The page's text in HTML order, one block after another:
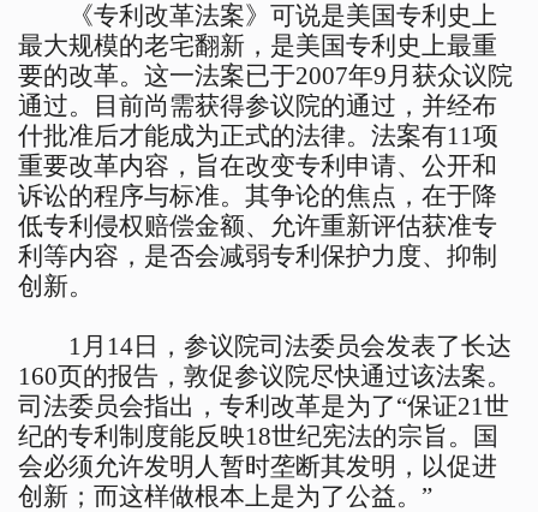
《专利改革法案》可说是美国专利史上
最大规模的老宅翻新，是美国专利史上最重
要的改革。这一法案已于2007年9月获众议院
通过。目前尚需获得参议院的通过，并经布
什批准后才能成为正式的法律。法案有11项
重要改革内容，旨在改变专利申请、公开和
诉讼的程序与标准。其争论的焦点，在于降
低专利侵权赔偿金额、允许重新评估获准专
利等内容，是否会减弱专利保护力度、抑制
创新。
1月14日，参议院司法委员会发表了长达
160页的报告，敦促参议院尽快通过该法案。
司法委员会指出，专利改革是为了“保证21世
纪的专利制度能反映18世纪宪法的宗旨。国
会必须允许发明人暂时垄断其发明，以促进
创新；而这样做根本上是为了公益。”